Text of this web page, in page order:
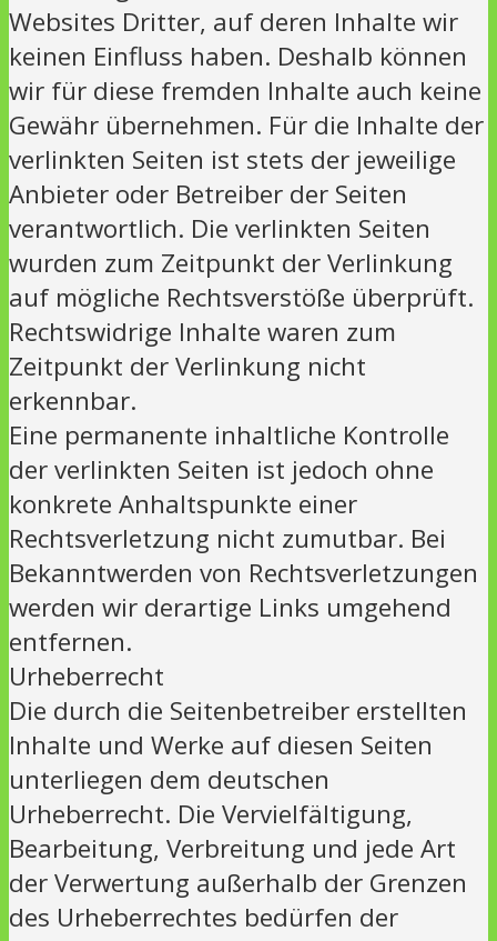
Websites Dritter, auf deren Inhalte wir
keinen Einfluss haben. Deshalb können
wir für diese fremden Inhalte auch keine
Gewähr übernehmen. Für die Inhalte der
verlinkten Seiten ist stets der jeweilige
Anbieter oder Betreiber der Seiten
verantwortlich. Die verlinkten Seiten
wurden zum Zeitpunkt der Verlinkung
auf mögliche Rechtsverstöße überprüft.
Rechtswidrige Inhalte waren zum
Zeitpunkt der Verlinkung nicht
erkennbar.
Eine permanente inhaltliche Kontrolle
der verlinkten Seiten ist jedoch ohne
konkrete Anhaltspunkte einer
Rechtsverletzung nicht zumutbar. Bei
Bekanntwerden von Rechtsverletzungen
werden wir derartige Links umgehend
entfernen.
Urheberrecht
Die durch die Seitenbetreiber erstellten
Inhalte und Werke auf diesen Seiten
unterliegen dem deutschen
Urheberrecht. Die Vervielfältigung,
Bearbeitung, Verbreitung und jede Art
der Verwertung außerhalb der Grenzen
des Urheberrechtes bedürfen der